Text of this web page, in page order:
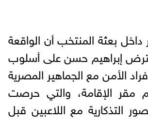
بعثة المنتخب أن الواقعة
إبراهيم حسن على أسلوب
الأمن مع الجماهير المصرية
مقر الإقامة، والتي حرصت
التذكارية مع اللاعبين قبل